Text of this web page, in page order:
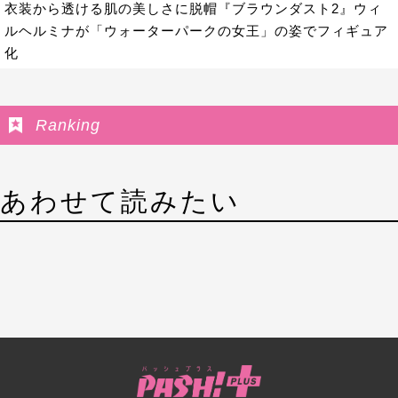
衣装から透ける肌の美しさに脱帽『ブラウンダスト2』ウィ
ルヘルミナが「ウォーターパークの女王」の姿でフィギュア
化
Ranking
あわせて読みたい